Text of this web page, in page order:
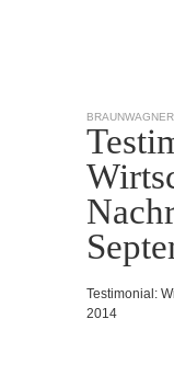
Testimonial:
2014